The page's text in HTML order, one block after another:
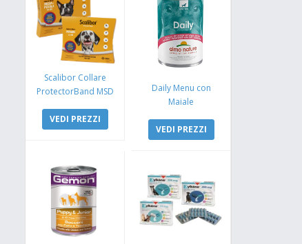
Scalibor Collare
ProtectorBand MSD
VEDI PREZZI
Daily Menu con
Maiale
VEDI PREZZI